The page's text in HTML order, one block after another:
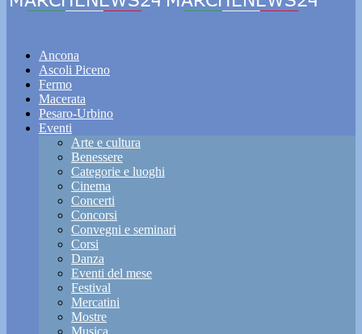
Ancona
Ascoli Piceno
Fermo
Macerata
Pesaro-Urbino
Eventi
Arte e cultura
Benessere
Categorie e luoghi
Cinema
Concerti
Concorsi
Convegni e seminari
Corsi
Danza
Eventi del mese
Festival
Mercatini
Mostre
Musica